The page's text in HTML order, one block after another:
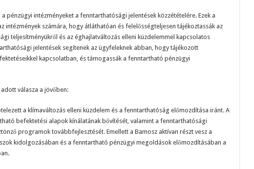
pénzügyi intézményeket a fenntarthatósági jelentések közzétételére. Ezek a
intézmények számára, hogy átláthatóan és felelősségteljesen tájékoztassák az
teljesítményükről és az éghajlatváltozás elleni küzdelemmel kapcsolatos
jelentések segítenek az ügyfeleknek abban, hogy tájékozott
kapcsolatban, és támogassák a fenntartható pénzügyi
válasza a jövőben:
a klímaváltozás elleni küzdelem és a fenntarthatóság előmozdítása iránt. A
befektetési alapok kínálatának bővítését, valamint a fenntarthatósági
programok továbbfejlesztését. Emellett a Bamosz aktívan részt vesz a
kidolgozásában és a fenntartható pénzügyi megoldások előmozdításában a